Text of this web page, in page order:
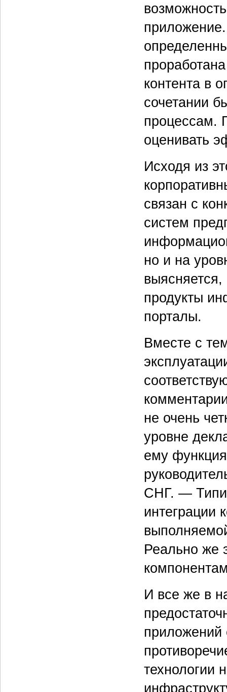
контента в
сочетании
процессам.
оценивать
Исходя из
связан с
систем
но и на
выясняется,
продукты
порталы.
Вместе с
не очень
уровне
ему
СНГ. —
интеграции
Реально же
И все же в
технологии